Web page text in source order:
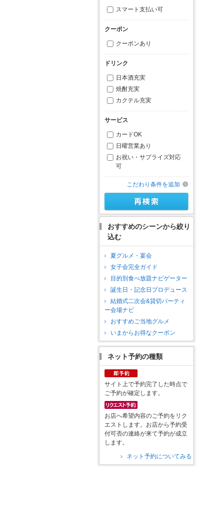
スマート支払い可
クーポン
クーポンあり
ドリンク
日本酒充実
焼酎充実
カクテル充実
サービス
カードOK
日曜営業あり
お祝い・サプライズ対応
可
こだわり条件を追加
おすすめのシーンから絞り
込む
夏グルメ・宴会
女子会完全ガイド
目的別食べ放題ナビゲーター
誕生日・記念日プロデュース
結婚式二次会&貸切パーティ
ー会場ナビ
おすすめご当地グルメ
いまからお得なクーポン
ネット予約の種類
サイト上で予約完了した時点で
ご予約が確定します。
お店へ希望内容のご予約をリク
エストします。お店から予約受
付可否の連絡が来て予約が成立
します。
ネット予約についてみる